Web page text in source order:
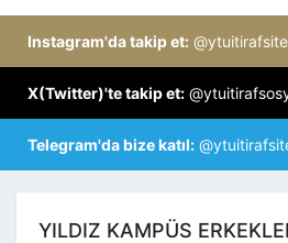
Instagram'da takip et:
X(Twitter)'te takip et:
Telegram'da bize katıl:
YILDIZ KAMPÜS